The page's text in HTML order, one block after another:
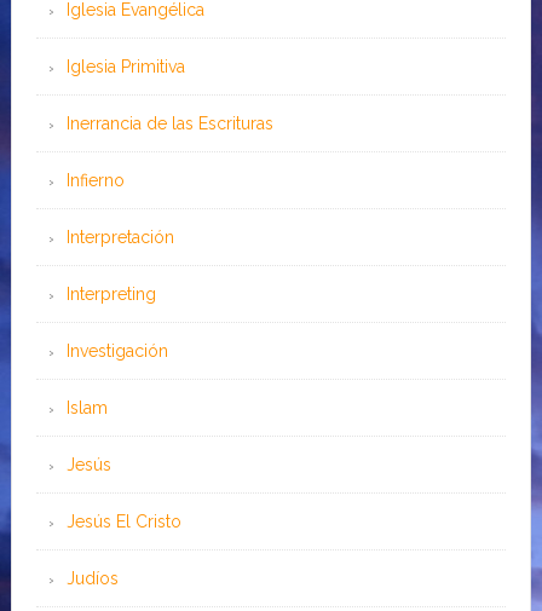
Iglesia Evangélica
Iglesia Primitiva
Inerrancia de las Escrituras
Infierno
Interpretación
Interpreting
Investigación
Islam
Jesús
Jesús El Cristo
Judíos